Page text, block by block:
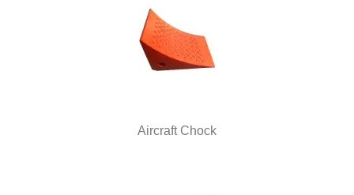
Aircraft Chock